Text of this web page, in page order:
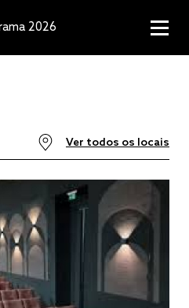
2026
Ver todos os locais